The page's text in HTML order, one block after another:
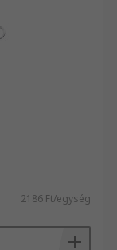
2186 Ft/egység